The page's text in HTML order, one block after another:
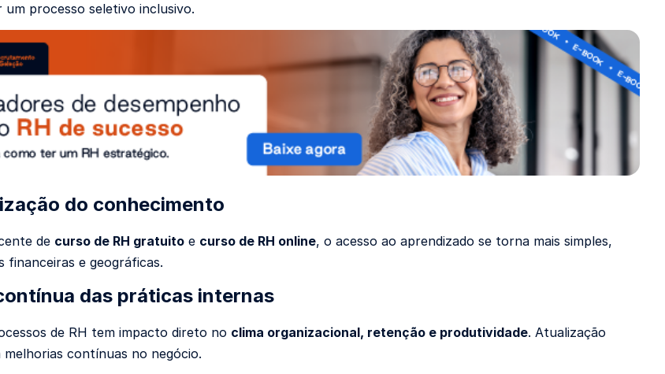
processo seletivo inclusivo.
do conhecimento
de curso de RH gratuito e curso de RH online, o acesso ao aprendizado se torna mais simples,
financeiras e geográficas.
das práticas internas
de RH tem impacto direto no clima organizacional, retenção e produtividade. Atualização
contínuas no negócio.